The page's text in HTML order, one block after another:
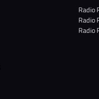
Radio
Radio
Radio